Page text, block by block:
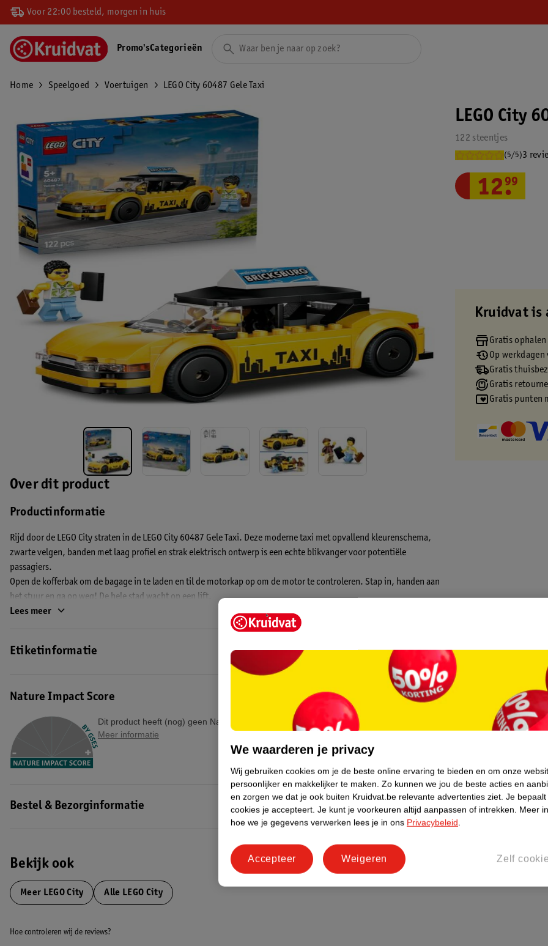
Voor 22:00 besteld, morgen in huis
Promo'sCategorieën
Home Speelgoed Voertuigen LEGO City 60487 Gele Taxi
Over dit product
Productinformatie
Rijd door de LEGO City straten in de LEGO City 60487 Gele Taxi. Deze moderne taxi met opvallend kleurenschema,
zwarte velgen, banden met laag profiel en strak elektrisch ontwerp is een echte blikvanger voor potentiële
passagiers.
Open de kofferbak om de bagage in te laden en til de motorkap op om de motor te controleren. Stap in, handen aan
het stuur en ga op weg! De hele stad wacht op een lift.
De LEGO City 60487 Gele Taxi is geschikt voor kinderen vanaf 5 jaar.
Lees meer
Etiketinformatie
Nature Impact Score
Dit product heeft (nog) geen Nature Impact Score.
Meer informatie
Bestel & Bezorginformatie
Bekijk ook
Meer LEGO City Alle LEGO City
LEGO City
122 steentjes
(5/5)3
12.
99
Kruidvat is
Gratis
Op
Gratis
Gratis
Gratis punten
Hoe controleren wij de reviews?
We waarderen je privacy
Wij gebruiken cookies om je de beste online ervaring te bieden en om onze
persoonlijker en makkelijker te maken. Zo kunnen we jou de beste acties en
en zorgen we dat je ook buiten Kruidvat.be relevante advertenties ziet. Je
cookies je accepteert. Je kunt je voorkeuren altijd aanpassen of intrekken. Meer
hoe we je gegevens verwerken lees je in ons Privacybeleid.
Zelf
Weigeren
Accepteer